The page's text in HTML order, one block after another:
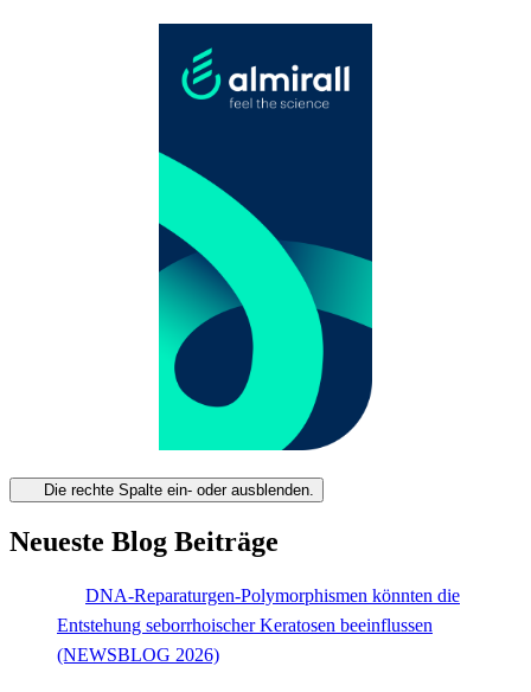
Die rechte Spalte ein- oder ausblenden.
Neueste Blog Beiträge
DNA-Reparaturgen-Polymorphismen könnten die
Entstehung seborrhoischer Keratosen beeinflussen
(NEWSBLOG 2026)